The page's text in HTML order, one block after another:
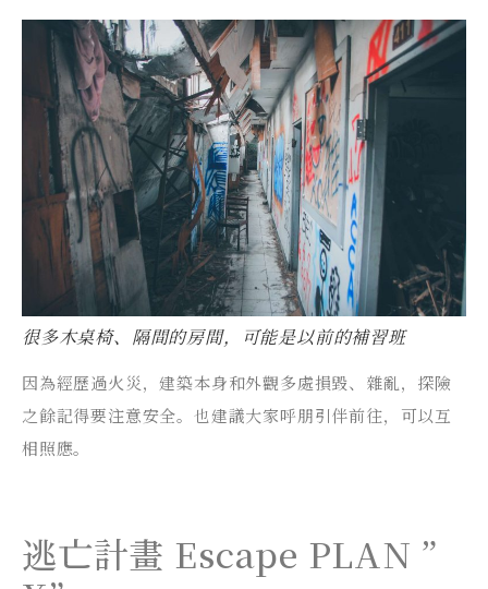
很多木桌椅、隔間的房間，可能是以前的補習班
因為經歷過火災，建築本身和外觀多處損毀、雜亂，探險
之餘記得要注意安全。也建議大家呼朋引伴前往，可以互
相照應。
逃亡計畫 Escape PLAN ”